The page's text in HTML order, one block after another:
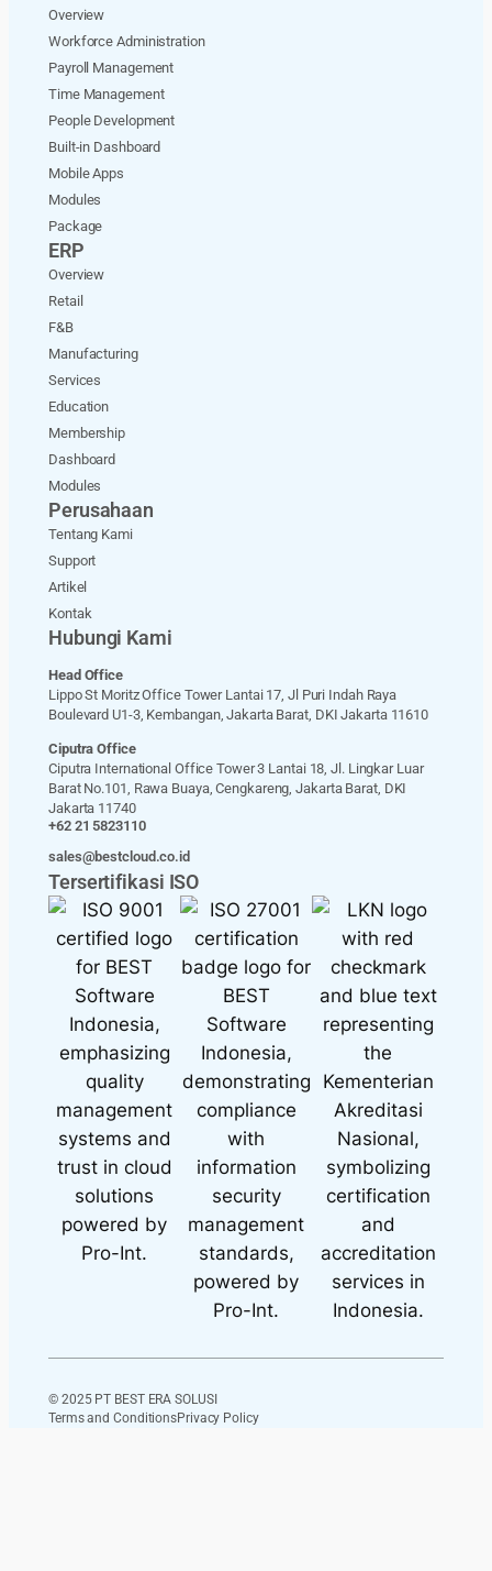
Overview
Workforce Administration
Payroll Management
Time Management
People Development
Built-in Dashboard
Mobile Apps
Modules
Package
ERP
Overview
Retail
F&B
Manufacturing
Services
Education
Membership
Dashboard
Modules
Perusahaan
Tentang Kami
Support
Artikel
Kontak
Hubungi Kami
Head Office
Lippo St Moritz Office Tower Lantai 17, Jl Puri Indah Raya
Boulevard U1-3, Kembangan, Jakarta Barat, DKI Jakarta 11610
Ciputra Office
Ciputra International Office Tower 3 Lantai 18, Jl. Lingkar Luar
Barat No.101, Rawa Buaya, Cengkareng, Jakarta Barat, DKI
Jakarta 11740
+62 21 5823110
sales@bestcloud.co.id
Tersertifikasi ISO
© 2025 PT BEST ERA SOLUSI
Terms and ConditionsPrivacy Policy